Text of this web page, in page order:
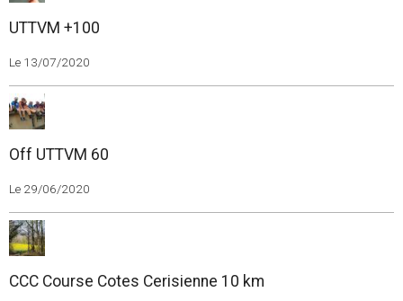
UTTVM +100
Le 13/07/2020
Off UTTVM 60
Le 29/06/2020
CCC Course Cotes Cerisienne 10 km